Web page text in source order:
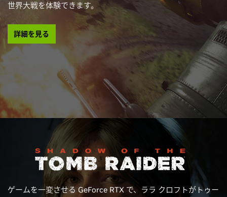
世界大戦を体験できます。
詳細を見る
ゲームを一変させる GeForce RTX で、ララ クロフトがトゥー